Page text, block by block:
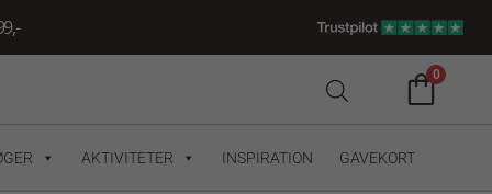
0
AKTIVITETER INSPIRATION GAVEKORT